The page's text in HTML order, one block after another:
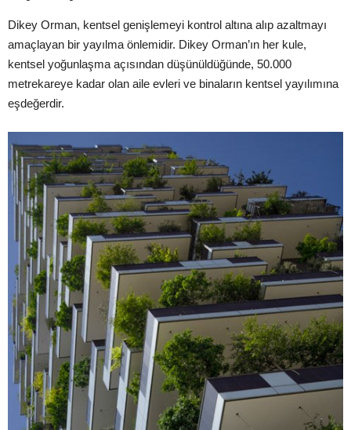
Dikey Orman, kentsel genişlemeyi kontrol altına alıp azaltmayı
amaçlayan bir yayılma önlemidir. Dikey Orman’ın her kule,
kentsel yoğunlaşma açısından düşünüldüğünde, 50.000
metrekareye kadar olan aile evleri ve binaların kentsel yayılımına
eşdeğerdir.